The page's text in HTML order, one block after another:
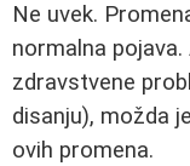
Ne uvek.
normalna
zdravstvene
disanju), možda
ovih promena.